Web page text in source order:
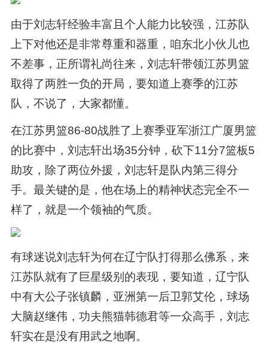
由于刘志轩经验丰富且个人能力比较强，江苏队
上下对他还是非常尊重和器重，咱东北小伙儿也
不差事，正所谓礼尚往来，刘志轩带领江苏男篮
取得了两胜一负的开局，要知道上赛季的江苏
队，不说了，大家都懂。
在江苏男篮86-80战胜了上赛季亚军浙江广厦男篮
的比赛中，刘志轩出场35分钟，砍下11分7篮板5
助攻，除了两位外援，刘志轩是队内第三得分
手。最关键的是，他在场上的精神状态完全不一
样了，就是一个领袖的气质。
有球迷说刘志轩为何在辽宁队打得那么佛系，来
江苏队就有了巨星级别的表现，要知道，辽宁队
中有大公子张镇麟，亚洲第一后卫郭艾伦，球场
大脑赵继伟，功夫熊猫韩德君等一众高手，刘志
轩实在是没有用武之地啊。